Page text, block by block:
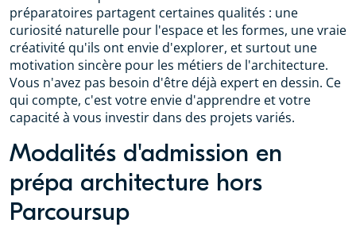
préparatoires partagent certaines qualités : une
curiosité naturelle pour l'espace et les formes, une vraie
créativité qu'ils ont envie d'explorer, et surtout une
motivation sincère pour les métiers de l'architecture.
Vous n'avez pas besoin d'être déjà expert en dessin. Ce
qui compte, c'est votre envie d'apprendre et votre
capacité à vous investir dans des projets variés.
Modalités d'admission en
prépa architecture hors
Parcoursup